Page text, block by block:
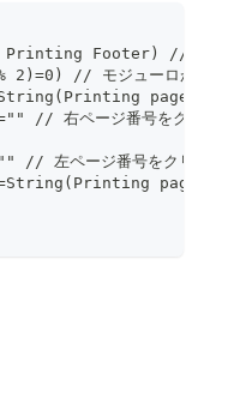
Footer) //v17 以前
// モジューロが0, 偶
page) // 左ペ
ページ番号をクリア
ージ番号をクリア
page) // 右